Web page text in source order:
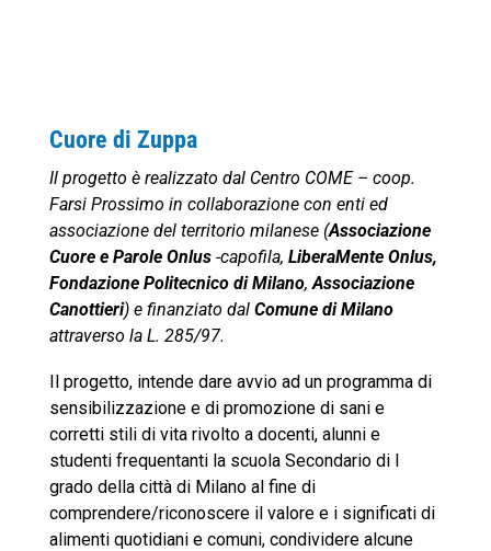
Cuore di Zuppa
Il progetto è realizzato dal Centro COME – coop.
Farsi Prossimo in collaborazione con enti ed
associazione del territorio milanese (Associazione
Cuore e Parole Onlus-capofila, LiberaMente Onlus,
Fondazione Politecnico di Milano, Associazione
Canottieri) e finanziato dal Comune di Milano
attraverso la L. 285/97.
Il progetto, intende dare avvio ad un programma di
sensibilizzazione e di promozione di sani e
corretti stili di vita rivolto a docenti, alunni e
studenti frequentanti la scuola Secondario di I
grado della città di Milano al fine di
comprendere/riconoscere il valore e i significati di
alimenti quotidiani e comuni, condividere alcune